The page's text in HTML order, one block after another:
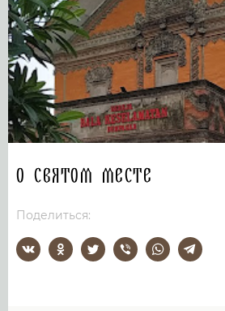
О святом месте
Поделиться: